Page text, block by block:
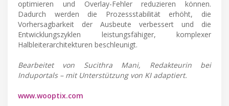
optimieren und Overlay-Fehler reduzieren können.
Dadurch werden die Prozessstabilität erhöht, die
Vorhersagbarkeit der Ausbeute verbessert und die
Entwicklungszyklen leistungsfähiger, komplexer
Halbleiterarchitekturen beschleunigt.
Bearbeitet von Sucithra Mani, Redakteurin bei
Induportals – mit Unterstützung von KI adaptiert.
www.wooptix.com